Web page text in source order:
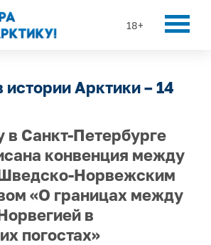
18+
истории Арктики – 14
в Санкт-Петербурге
конвенция между
Норвежским
«О границах между
в
погостах»